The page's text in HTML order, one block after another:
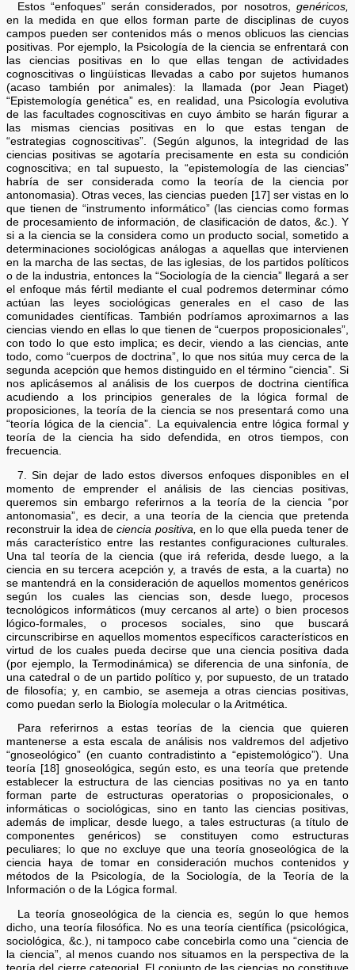
Estos “enfoques” serán considerados, por nosotros, genéricos,
en la medida en que ellos forman parte de disciplinas de cuyos
campos pueden ser contenidos más o menos oblicuos las ciencias
positivas. Por ejemplo, la Psicología de la ciencia se enfrentará con
las ciencias positivas en lo que ellas tengan de actividades
cognoscitivas o lingüísticas llevadas a cabo por sujetos humanos
(acaso también por animales): la llamada (por Jean Piaget)
“Epistemología genética” es, en realidad, una Psicología evolutiva
de las facultades cognoscitivas en cuyo ámbito se harán figurar a
las mismas ciencias positivas en lo que estas tengan de
“estrategias cognoscitivas”. (Según algunos, la integridad de las
ciencias positivas se agotaría precisamente en esta su condición
cognoscitiva; en tal supuesto, la “epistemología de las ciencias”
habría de ser considerada como la teoría de la ciencia por
antonomasia). Otras veces, las ciencias pueden [17] ser vistas en lo
que tienen de “instrumento informático” (las ciencias como formas
de procesamiento de información, de clasificación de datos, &c.). Y
si a la ciencia se la considera como un producto social, sometido a
determinaciones sociológicas análogas a aquellas que intervienen
en la marcha de las sectas, de las iglesias, de los partidos políticos
o de la industria, entonces la “Sociología de la ciencia” llegará a ser
el enfoque más fértil mediante el cual podremos determinar cómo
actúan las leyes sociológicas generales en el caso de las
comunidades científicas. También podríamos aproximarnos a las
ciencias viendo en ellas lo que tienen de “cuerpos proposicionales”,
con todo lo que esto implica; es decir, viendo a las ciencias, ante
todo, como “cuerpos de doctrina”, lo que nos sitúa muy cerca de la
segunda acepción que hemos distinguido en el término “ciencia”. Si
nos aplicásemos al análisis de los cuerpos de doctrina científica
acudiendo a los principios generales de la lógica formal de
proposiciones, la teoría de la ciencia se nos presentará como una
“teoría lógica de la ciencia”. La equivalencia entre lógica formal y
teoría de la ciencia ha sido defendida, en otros tiempos, con
frecuencia.
7. Sin dejar de lado estos diversos enfoques disponibles en el
momento de emprender el análisis de las ciencias positivas,
queremos sin embargo referirnos a la teoría de la ciencia “por
antonomasia”, es decir, a una teoría de la ciencia que pretenda
reconstruir la idea deciencia positiva, en lo que ella pueda tener de
más característico entre las restantes configuraciones culturales.
Una tal teoría de la ciencia (que irá referida, desde luego, a la
ciencia en su tercera acepción y, a través de esta, a la cuarta) no
se mantendrá en la consideración de aquellos momentos genéricos
según los cuales las ciencias son, desde luego, procesos
tecnológicos informáticos (muy cercanos al arte) o bien procesos
lógico-formales, o procesos sociales, sino que buscará
circunscribirse en aquellos momentos específicos característicos en
virtud de los cuales pueda decirse que una ciencia positiva dada
(por ejemplo, la Termodinámica) se diferencia de una sinfonía, de
una catedral o de un partido político y, por supuesto, de un tratado
de filosofía; y, en cambio, se asemeja a otras ciencias positivas,
como puedan serlo la Biología molecular o la Aritmética.
Para referirnos a estas teorías de la ciencia que quieren
mantenerse a esta escala de análisis nos valdremos del adjetivo
“gnoseológico” (en cuanto contradistinto a “epistemológico”). Una
teoría [18] gnoseológica, según esto, es una teoría que pretende
establecer la estructura de las ciencias positivas no ya en tanto
forman parte de estructuras operatorias o proposicionales, o
informáticas o sociológicas, sino en tanto las ciencias positivas,
además de implicar, desde luego, a tales estructuras (a título de
componentes genéricos) se constituyen como estructuras
peculiares; lo que no excluye que una teoría gnoseológica de la
ciencia haya de tomar en consideración muchos contenidos y
métodos de la Psicología, de la Sociología, de la Teoría de la
Información o de la Lógica formal.
La teoría gnoseológica de la ciencia es, según lo que hemos
dicho, una teoría filosófica. No es una teoría científica (psicológica,
sociológica, &c.), ni tampoco cabe concebirla como una “ciencia de
la ciencia”, al menos cuando nos situamos en la perspectiva de la